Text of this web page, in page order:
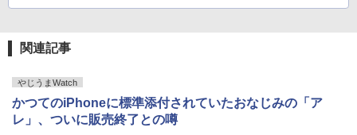
関連記事
やじうまWatch
かつてのiPhoneに標準添付されていたおなじみの「ア
レ」、ついに販売終了との噂